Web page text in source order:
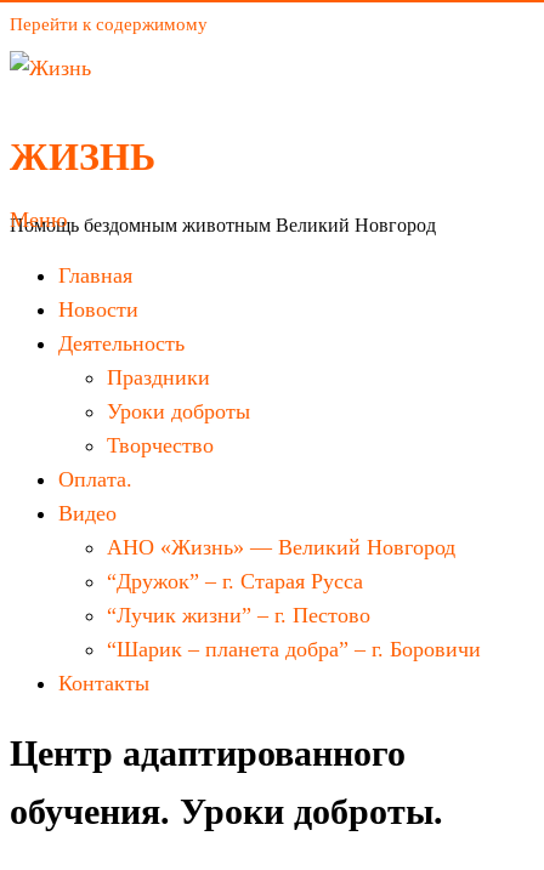
Перейти к содержимому
ЖИЗНЬ
Помощь бездомным животным Великий Новгород
Меню
Главная
Новости
Деятельность
Праздники
Уроки доброты
Творчество
Оплата.
Видео
АНО «Жизнь» — Великий Новгород
“Дружок” – г. Старая Русса
“Лучик жизни” – г. Пестово
“Шарик – планета добра” – г. Боровичи
Контакты
Центр адаптированного
обучения. Уроки доброты.